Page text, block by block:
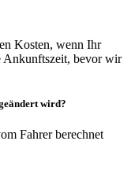
Kosten, wenn Ihr
Ankunftszeit, bevor wir
wird?
Fahrer berechnet